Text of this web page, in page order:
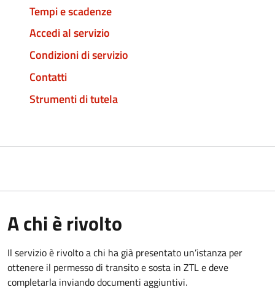
Tempi e scadenze
Accedi al servizio
Condizioni di servizio
Contatti
Strumenti di tutela
A chi è rivolto
Il servizio è rivolto a chi ha già presentato un’istanza per
ottenere il permesso di transito e sosta in ZTL e deve
completarla inviando documenti aggiuntivi.